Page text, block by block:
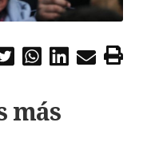
más